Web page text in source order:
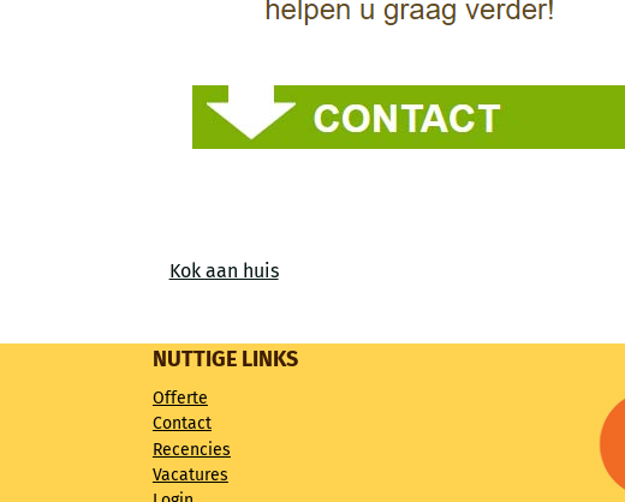
Kok aan huis
NUTTIGE LINKS
Offerte
Contact
Recencies
Vacatures